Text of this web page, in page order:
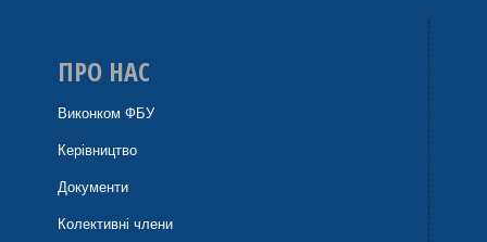
ПРО НАС
Виконком ФБУ
Керівництво
Документи
Колективні члени